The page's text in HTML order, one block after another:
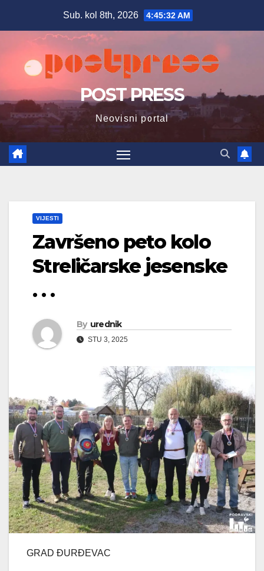
Sub. kol 8th, 2026 4:45:34 AM
POST PRESS
Neovisni portal
VIJESTI
Završeno peto kolo
Streličarske jesenske
. . .
By urednik
STU 3, 2025
GRAD ĐURĐEVAC